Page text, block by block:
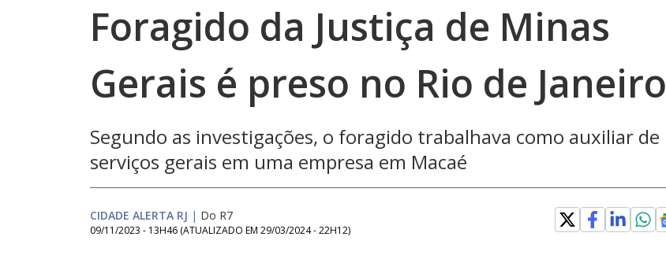
Foragido da Justiça de Minas
Gerais é preso no Rio de Janeiro
Segundo as investigações, o foragido trabalhava como auxiliar de
serviços gerais em uma empresa em Macaé
CIDADE ALERTA RJ | Do R7
09/11/2023 - 13H46 (ATUALIZADO EM 29/03/2024 - 22H12)